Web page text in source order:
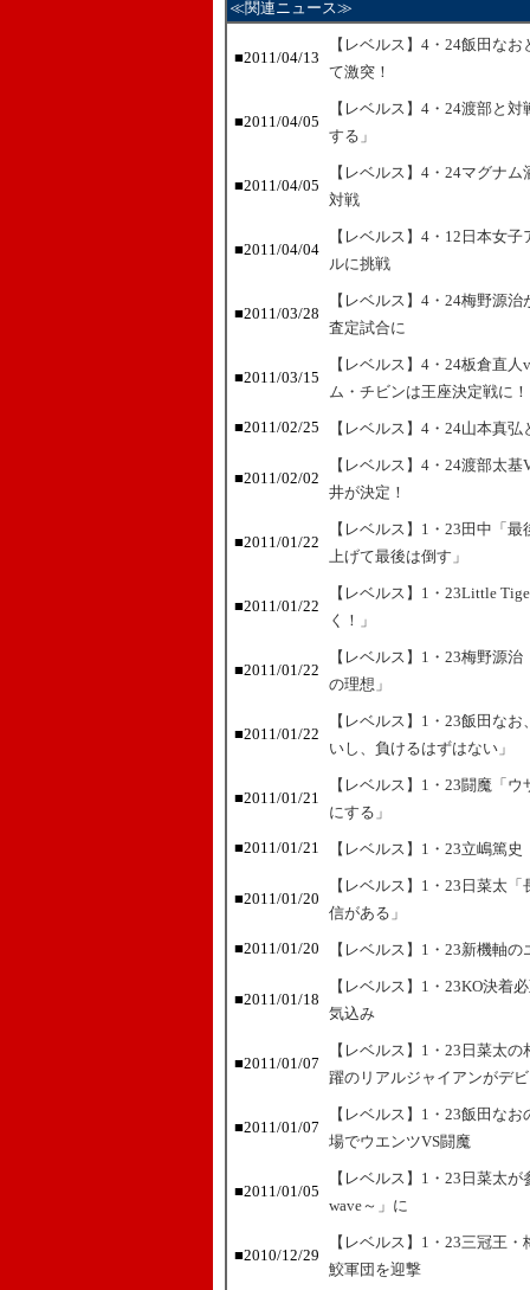
≪関連ニュース≫
■2011/04/13
【レベルス】4・24飯田な
て激突！
■2011/04/05
【レベルス】4・24渡部と
する」
■2011/04/05
【レベルス】4・24マグナ
対戦
■2011/04/04
【レベルス】4・12日本女
ルに挑戦
■2011/03/28
【レベルス】4・24梅野源
査定試合に
■2011/03/15
【レベルス】4・24板倉直
ム・チビンは王座決定戦に！
■2011/02/25
【レベルス】4・24山本真
■2011/02/02
【レベルス】4・24渡部太
井が決定！
■2011/01/22
【レベルス】1・23田中「
上げて最後は倒す」
■2011/01/22
【レベルス】1・23Little
く！」
■2011/01/22
【レベルス】1・23梅野源
の理想」
■2011/01/22
【レベルス】1・23飯田な
いし、負けるはずはない」
■2011/01/21
【レベルス】1・23闘魔「
にする」
■2011/01/21
【レベルス】1・23立嶋篤
■2011/01/20
【レベルス】1・23日菜太
信がある」
■2011/01/20
【レベルス】1・23新機軸
■2011/01/18
【レベルス】1・23KO決着
気込み
■2011/01/07
【レベルス】1・23日菜太
躍のリアルジャイアンがデ
■2011/01/07
【レベルス】1・23飯田な
場でウエンツVS闘魔
■2011/01/05
【レベルス】1・23日菜太
wave～」に
■2010/12/29
【レベルス】1・23三冠王
鮫軍団を迎撃